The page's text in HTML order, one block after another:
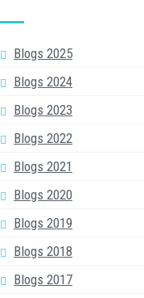
Blogs 2025
Blogs 2024
Blogs 2023
Blogs 2022
Blogs 2021
Blogs 2020
Blogs 2019
Blogs 2018
Blogs 2017